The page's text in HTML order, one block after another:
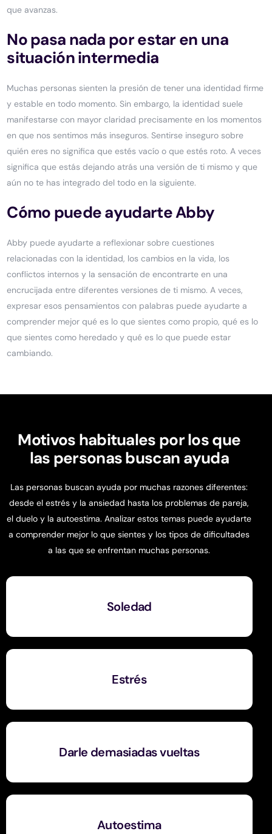
que avanzas.
No pasa nada por estar en una
situación intermedia
Muchas personas sienten la presión de tener una identidad firme
y estable en todo momento. Sin embargo, la identidad suele
manifestarse con mayor claridad precisamente en los momentos
en que nos sentimos más inseguros. Sentirse inseguro sobre
quién eres no significa que estés vacío o que estés roto. A veces
significa que estás dejando atrás una versión de ti mismo y que
aún no te has integrado del todo en la siguiente.
Cómo puede ayudarte Abby
Abby puede ayudarte a reflexionar sobre cuestiones
relacionadas con la identidad, los cambios en la vida, los
conflictos internos y la sensación de encontrarte en una
encrucijada entre diferentes versiones de ti mismo. A veces,
expresar esos pensamientos con palabras puede ayudarte a
comprender mejor qué es lo que sientes como propio, qué es lo
que sientes como heredado y qué es lo que puede estar
cambiando.
Motivos habituales por los que
las personas buscan ayuda
Las personas buscan ayuda por muchas razones diferentes:
desde el estrés y la ansiedad hasta los problemas de pareja,
el duelo y la autoestima. Analizar estos temas puede ayudarte
a comprender mejor lo que sientes y los tipos de dificultades
a las que se enfrentan muchas personas.
Soledad
Estrés
Darle demasiadas vueltas
Autoestima